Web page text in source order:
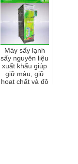
Máy sấy lạnh
sấy nguyên liệu
xuất khẩu giúp
giữ màu, giữ
hoạt chất và độ